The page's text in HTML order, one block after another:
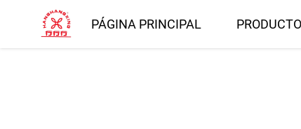
PÁGINA PRINCIPAL